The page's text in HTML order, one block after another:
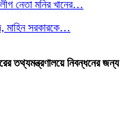
নেতা মনির খানের…
মাহিন সরকারকে…
তথ্যমন্ত্রণালয়ে নিবন্ধনের জন্য